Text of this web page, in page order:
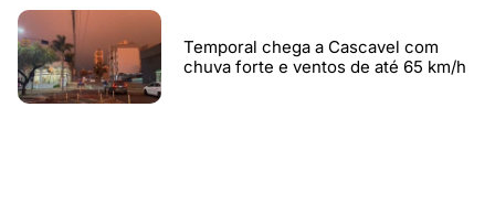
Temporal chega a Cascavel com
chuva forte e ventos de até 65 km/h